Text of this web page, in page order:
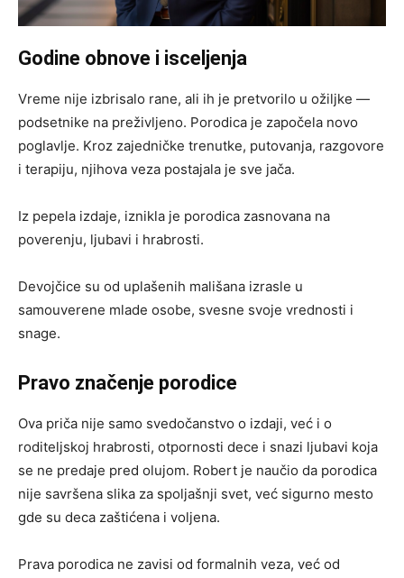
Godine obnove i isceljenja
Vreme nije izbrisalo rane, ali ih je pretvorilo u ožiljke —
podsetnike na preživljeno. Porodica je započela novo
poglavlje. Kroz zajedničke trenutke, putovanja, razgovore
i terapiju, njihova veza postajala je sve jača.
Iz pepela izdaje, iznikla je porodica zasnovana na
poverenju, ljubavi i hrabrosti.
Devojčice su od uplašenih mališana izrasle u
samouverene mlade osobe, svesne svoje vrednosti i
snage.
Pravo značenje porodice
Ova priča nije samo svedočanstvo o izdaji, već i o
roditeljskoj hrabrosti, otpornosti dece i snazi ljubavi koja
se ne predaje pred olujom. Robert je naučio da porodica
nije savršena slika za spoljašnji svet, već sigurno mesto
gde su deca zaštićena i voljena.
Prava porodica ne zavisi od formalnih veza, već od